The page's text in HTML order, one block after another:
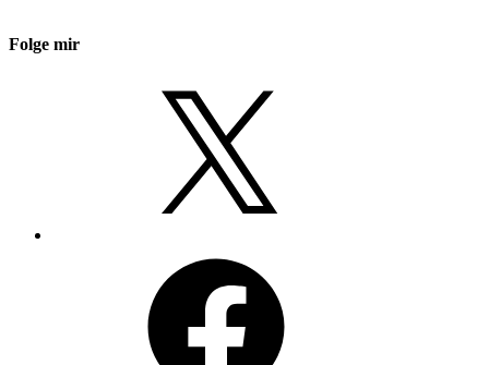
Folge mir